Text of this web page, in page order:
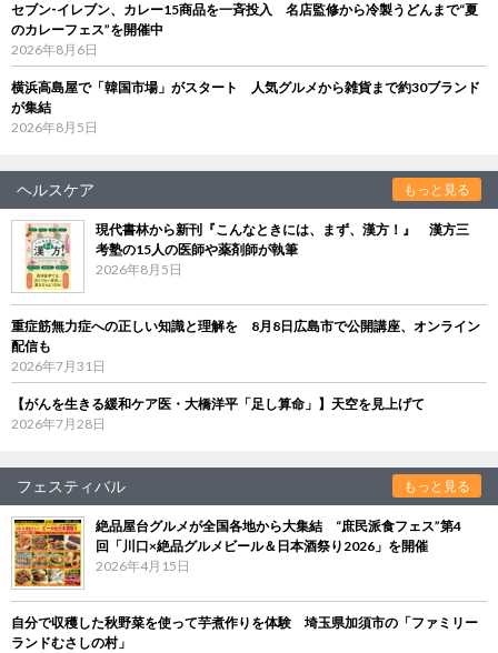
セブン‐イレブン、カレー15商品を一斉投入 名店監修から冷製うどんまで“夏
のカレーフェス”を開催中
2026年8月6日
横浜高島屋で「韓国市場」がスタート 人気グルメから雑貨まで約30ブランド
が集結
2026年8月5日
ヘルスケア もっと見る
現代書林から新刊『こんなときには、まず、漢方！』 漢方三
考塾の15人の医師や薬剤師が執筆
2026年8月5日
重症筋無力症への正しい知識と理解を 8月8日広島市で公開講座、オンライン
配信も
2026年7月31日
【がんを生きる緩和ケア医・大橋洋平「足し算命」】天空を見上げて
2026年7月28日
フェスティバル もっと見る
絶品屋台グルメが全国各地から大集結 “庶民派食フェス”第4
回「川口×絶品グルメビール＆日本酒祭り2026」を開催
2026年4月15日
自分で収穫した秋野菜を使って芋煮作りを体験 埼玉県加須市の「ファミリー
ランドむさしの村」